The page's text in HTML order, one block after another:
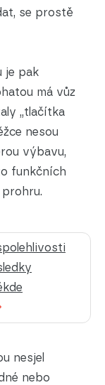
se prostě
je pak
má vůz
„tlačítka
nesou
výbavu,
funkčních
nesjel
nebo